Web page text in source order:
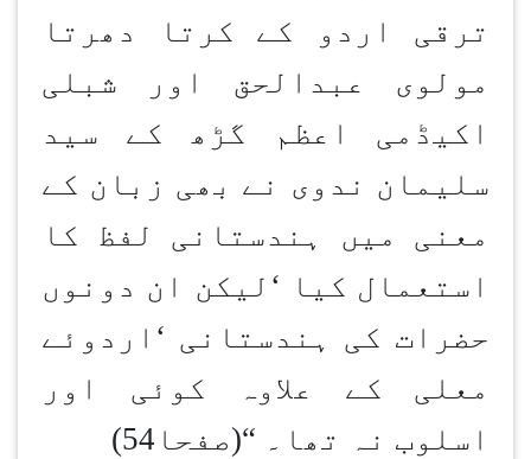
ترقی اردو کے کرتا دھرتا
مولوی عبدالحق اور شبلی
اکیڈمی اعظم گڑھ کے سید
سلیمان ندوی نے بھی زبان کے
معنی میں ہندستانی لفظ کا
استعمال کیا ‘ لیکن ان دونوں
حضرات کی ہندستانی ‘ اردوئے
معلی کے علاوہ کوئی اور
اسلوب نہ تھا۔ “(صفحا54)